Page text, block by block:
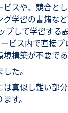
ビスや、競合と
グ学習の書籍な
プして学習する
ビス内で直接
境構築が不要で
た。
は真似し難い部
す。